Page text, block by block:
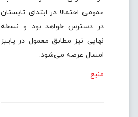
عمومی احتمالا در ابتدای تابستان
در دسترس خواهد بود و نسخه
نهایی نیز مطابق معمول در پاییز
امسال عرضه می‌شود.
منبع